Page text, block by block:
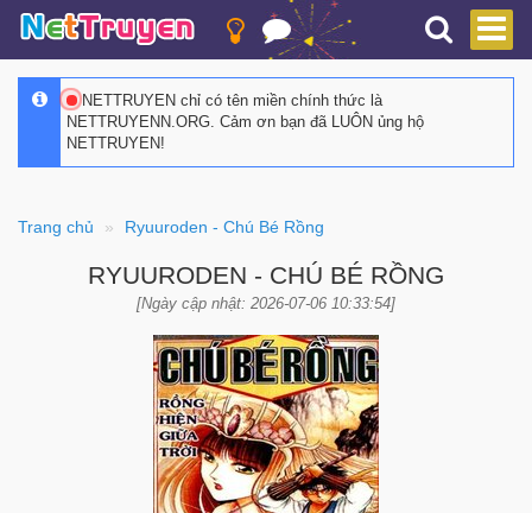
NETTRUYEN chỉ có tên miền chính thức là
NETTRUYENN.ORG. Cảm ơn bạn đã LUÔN ủng hộ
NETTRUYEN!
Trang chủ Ryuuroden - Chú Bé Rồng
RYUURODEN - CHÚ BÉ RỒNG
[Ngày cập nhật: 2026-07-06 10:33:54]